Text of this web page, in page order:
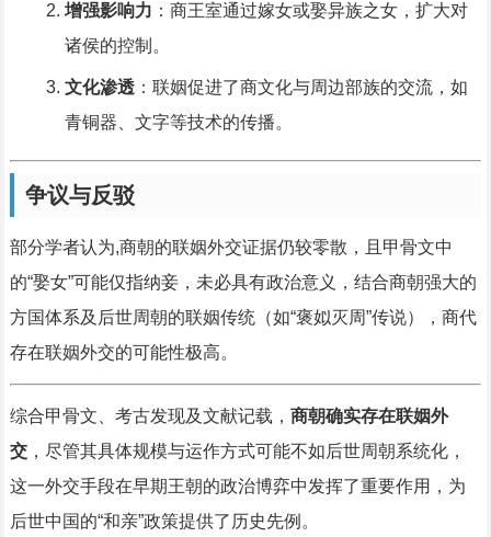
增强影响力 ：商王室通过嫁女或娶异族之女，扩大对
诸侯的控制。
文化渗透：联姻促进了商文化与周边部族的交流，如
青铜器、文字等技术的传播。
争议与反驳
部分学者认为,商朝的联姻外交证据仍较零散，且甲骨文中
的“娶女”可能仅指纳妾，未必具有政治意义，结合商朝强大的
方国体系及后世周朝的联姻传统（如“褒姒灭周”传说），商代
存在联姻外交的可能性极高。
综合甲骨文、考古发现及文献记载， 商朝确实存在联姻外
交，尽管其具体规模与运作方式可能不如后世周朝系统化，
这一外交手段在早期王朝的政治博弈中发挥了重要作用，为
后世中国的“和亲”政策提供了历史先例。